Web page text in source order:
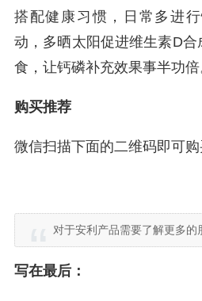
搭配健康习惯，日常多进
动，多晒太阳促进维生素D
食，让钙磷补充效果事半功倍
购买推荐
微信扫描下面的二维码即可
对于安利产品需要了解更多的
写在最后：